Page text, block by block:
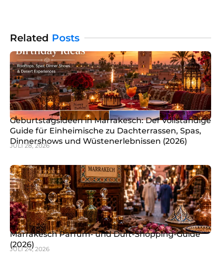
Related Posts
Geburtstagsideen in Marrakesch: Der vollständige
Guide für Einheimische zu Dachterrassen, Spas,
Dinnershows und Wüstenerlebnissen (2026)
JULI 28, 2026
Marrakesch Parfüm- und Duft-Shopping-Guide
(2026)
JULI 24, 2026